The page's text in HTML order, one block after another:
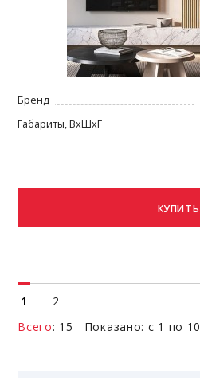
Бренд
Габариты, ВxШxГ
КУПИТЬ
1
2
Всего: 15 Показано: с 1 по 10